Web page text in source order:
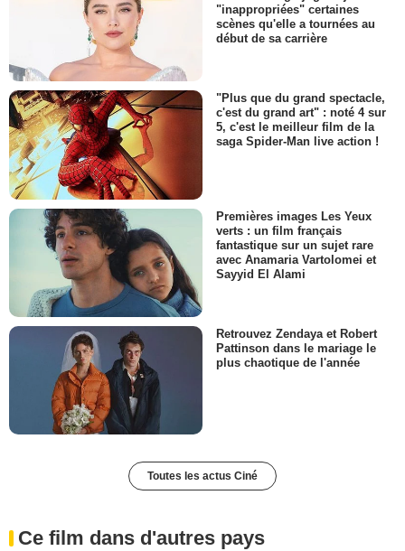
"inappropriées" certaines
scènes qu'elle a tournées au
début de sa carrière
"Plus que du grand spectacle,
c'est du grand art" : noté 4 sur
5, c'est le meilleur film de la
saga Spider-Man live action !
Premières images Les Yeux
verts : un film français
fantastique sur un sujet rare
avec Anamaria Vartolomei et
Sayyid El Alami
Retrouvez Zendaya et Robert
Pattinson dans le mariage le
plus chaotique de l'année
Toutes les actus Ciné
Ce film dans d'autres pays